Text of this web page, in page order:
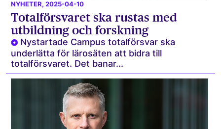
NYHETER, 2025-04-10
Totalförsvaret ska rustas med
utbildning och forskning
Nystartade Campus totalförsvar ska
underlätta för lärosäten att bidra till
totalförsvaret. Det banar...